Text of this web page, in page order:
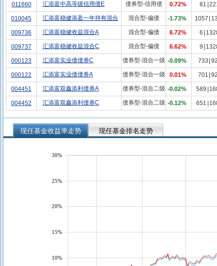
011660 汇添富中高等级信用债E 债券型-信用债 0.72% 81
010045 汇添富稳健添盈一年持有混合 混合型-偏债 -1.73% 1057
009736 汇添富稳健收益混合A 混合型-偏债 6.72% 6
009737 汇添富稳健收益混合C 混合型-偏债 6.62% 9
000123 汇添富实业债债券C 债券型-混合一级 -0.09% 733
000122 汇添富实业债债券A 债券型-混合一级 0.01% 701
004451 汇添富双鑫添利债券A 债券型-混合二级 -0.02% 589
004452 汇添富双鑫添利债券C 债券型-混合二级 -0.12% 651
现任基金收益率走势 现任基金排名走势
10%
15%
20%
25%
30%